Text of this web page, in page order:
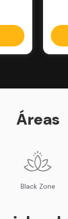
Áreas
Black Zone